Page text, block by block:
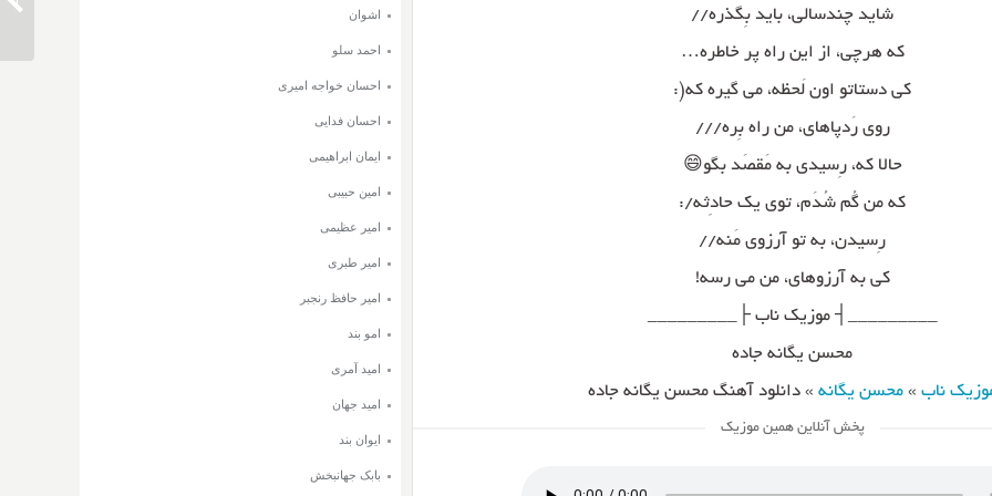
شاید چندسالی، باید بِگذره//
که هرچی، از این راه پر خاطره…
کی دستاتو اون لَحظه، می گیره که(:
روی رَدپاهای، من راه بِره///
حالا که، رِسیدی به مَقصَد بگو😄
که من گُم شُدَم، توی یک حادِثه/:
رِسیدن، به تو آرزوی مَنه//
کی به آرزوهای، من می رسه!
_________┤ موزیک ناب ├_________
محسن یگانه جاده
ناب » محسن یگانه » دانلود آهنگ محسن یگانه جاده
پخش آنلاین همین موزیک
اشوان
احمد سلو
احسان خواجه امیری
احسان فدایی
ایمان ابراهیمی
امین حبیبی
امیر عظیمی
امیر طبری
امیر حافظ رنجبر
امو بند
امید آمری
امید جهان
ایوان بند
بابک جهانبخش